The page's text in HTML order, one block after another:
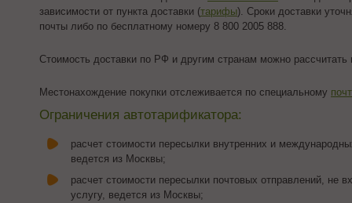
зависимости от пункта доставки (тарифы). Сроки доставки
почты либо по бесплатному номеру 8 800 2005 888.
Стоимость доставки по РФ и другим странам можно
Местонахождение покупки отслеживается по специальному
Ограничения автотарификатора:
расчет стоимости пересылки внутренних и
ведется из Москвы;
расчет стоимости пересылки почтовых отправлений, не
услугу, ведется из Москвы;